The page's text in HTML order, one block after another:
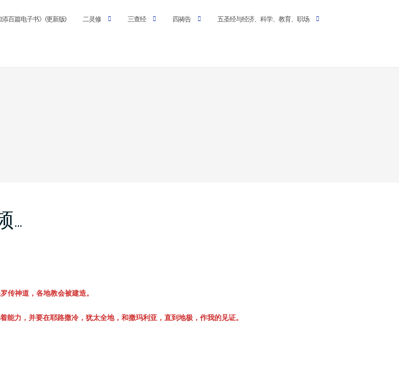
添百篇电子书》(更新版) 二灵修 三查经 四祷告 五圣经与经济、科学、教育、职场
…
传神道，各地教会被建造。
能力，并要在耶路撒冷，犹太全地，和撒玛利亚，直到地极，作我的见证。